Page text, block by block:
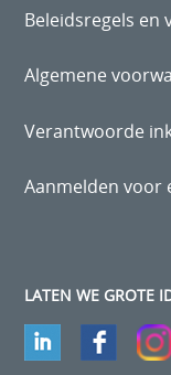
Beleidsregels en
Algemene
Verantwoorde
Aanmelden voor
LATEN WE GROTE